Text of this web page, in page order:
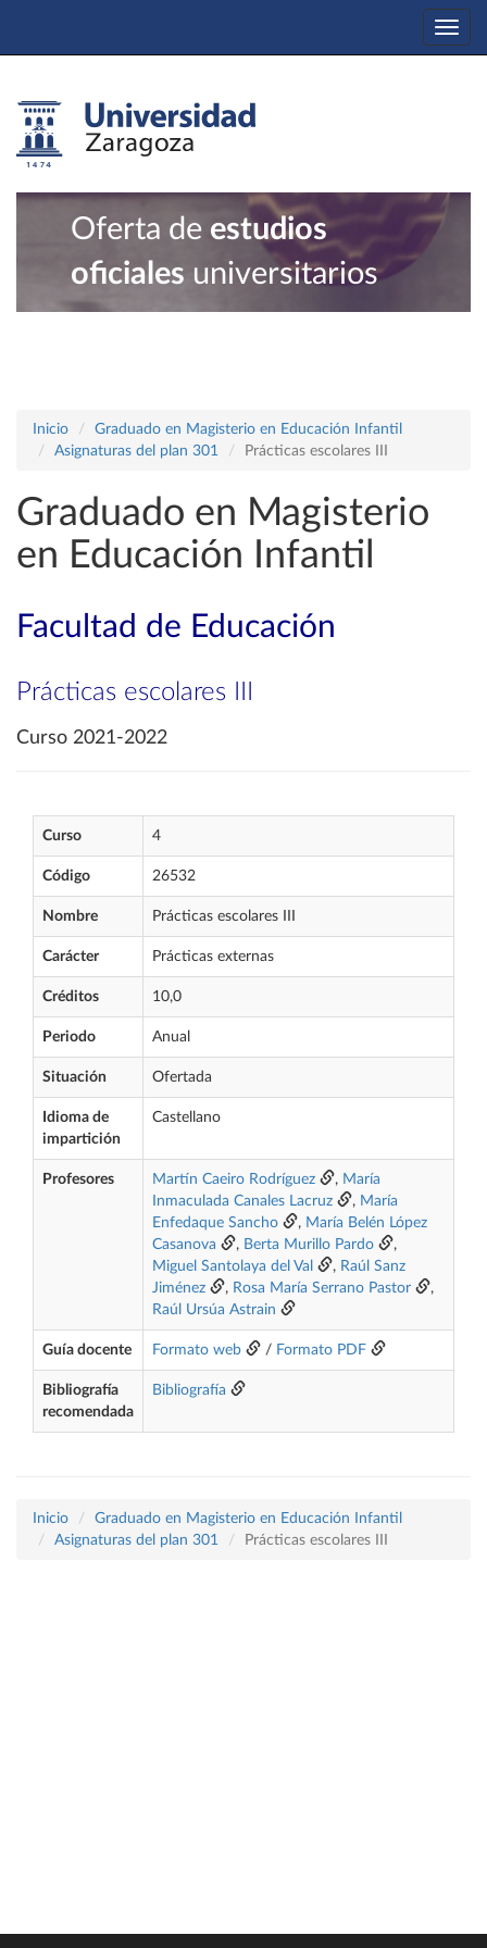
Oferta de estudios
oficiales universitarios
Inicio
Graduado en Magisterio en Educación Infantil
Asignaturas del plan 301
Prácticas escolares III
Graduado en Magisterio
en Educación Infantil
Facultad de Educación
Prácticas escolares III
Curso 2021-2022
Curso 4
Código 26532
Nombre Prácticas escolares III
Carácter Prácticas externas
Créditos 10,0
Periodo Anual
Situación Ofertada
Idioma de
impartición
Castellano
Profesores Martín Caeiro Rodríguez , María
Inmaculada Canales Lacruz
, María
Enfedaque Sancho
, María Belén López
Casanova
, Berta Murillo Pardo
,
Miguel Santolaya del Val
, Raúl Sanz
Jiménez
, Rosa María Serrano Pastor
,
Raúl Ursúa Astrain
Guía docente Formato web / Formato PDF
Bibliografía
recomendada
Bibliografía
Inicio
Graduado en Magisterio en Educación Infantil
Asignaturas del plan 301
Prácticas escolares III